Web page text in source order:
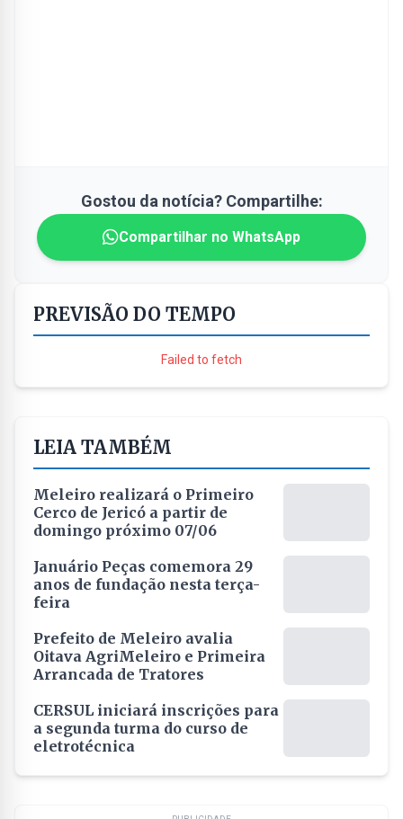
Gostou da notícia? Compartilhe:
Compartilhar no WhatsApp
PREVISÃO DO TEMPO
Failed to fetch
LEIA TAMBÉM
Meleiro realizará o Primeiro
Cerco de Jericó a partir de
domingo próximo 07/06
Januário Peças comemora 29
anos de fundação nesta terça-
feira
Prefeito de Meleiro avalia
Oitava AgriMeleiro e Primeira
Arrancada de Tratores
CERSUL iniciará inscrições para
a segunda turma do curso de
eletrotécnica